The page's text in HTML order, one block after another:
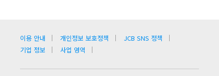
이용 안내 개인정보 보호정책
JCB SNS 정책
기업 정보
사업 영역